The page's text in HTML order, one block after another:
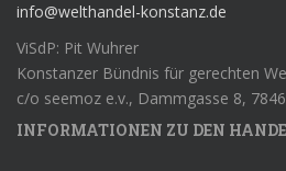
info@welthandel-konstanz.de
ViSdP: Pit Wuhrer
Konstanzer Bündnis für gerechten
c/o seemoz e.v., Dammgasse 8,
INFORMATIONEN ZU DEN